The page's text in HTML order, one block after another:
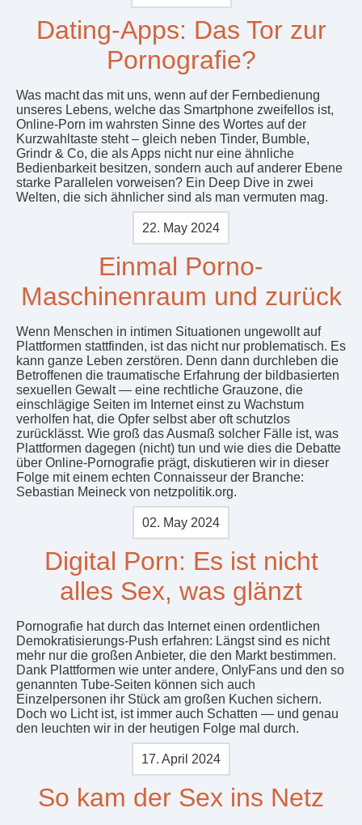
Dating-Apps: Das Tor zur
Pornografie?
Was macht das mit uns, wenn auf der Fernbedienung
unseres Lebens, welche das Smartphone zweifellos ist,
Online-Porn im wahrsten Sinne des Wortes auf der
Kurzwahltaste steht – gleich neben Tinder, Bumble,
Grindr & Co, die als Apps nicht nur eine ähnliche
Bedienbarkeit besitzen, sondern auch auf anderer Ebene
starke Parallelen vorweisen? Ein Deep Dive in zwei
Welten, die sich ähnlicher sind als man vermuten mag.
22. May 2024
Einmal Porno-
Maschinenraum und zurück
Wenn Menschen in intimen Situationen ungewollt auf
Plattformen stattfinden, ist das nicht nur problematisch. Es
kann ganze Leben zerstören. Denn dann durchleben die
Betroffenen die traumatische Erfahrung der bildbasierten
sexuellen Gewalt — eine rechtliche Grauzone, die
einschlägige Seiten im Internet einst zu Wachstum
verholfen hat, die Opfer selbst aber oft schutzlos
zurücklässt. Wie groß das Ausmaß solcher Fälle ist, was
Plattformen dagegen (nicht) tun und wie dies die Debatte
über Online-Pornografie prägt, diskutieren wir in dieser
Folge mit einem echten Connaisseur der Branche:
Sebastian Meineck von netzpolitik.org.
02. May 2024
Digital Porn: Es ist nicht
alles Sex, was glänzt
Pornografie hat durch das Internet einen ordentlichen
Demokratisierungs-Push erfahren: Längst sind es nicht
mehr nur die großen Anbieter, die den Markt bestimmen.
Dank Plattformen wie unter andere, OnlyFans und den so
genannten Tube-Seiten können sich auch
Einzelpersonen ihr Stück am großen Kuchen sichern.
Doch wo Licht ist, ist immer auch Schatten — und genau
den leuchten wir in der heutigen Folge mal durch.
17. April 2024
So kam der Sex ins Netz